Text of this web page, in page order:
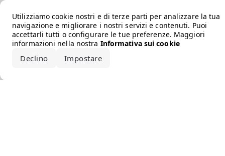
Utilizziamo cookie nostri e di terze parti per analizzare la tua
navigazione e migliorare i nostri servizi e contenuti. Puoi
accettarli tutti o configurare le tue preferenze. Maggiori
informazioni nella nostra Informativa sui cookie
Declino Impostare
Error loading the brand